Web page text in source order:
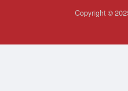
Copyright ©